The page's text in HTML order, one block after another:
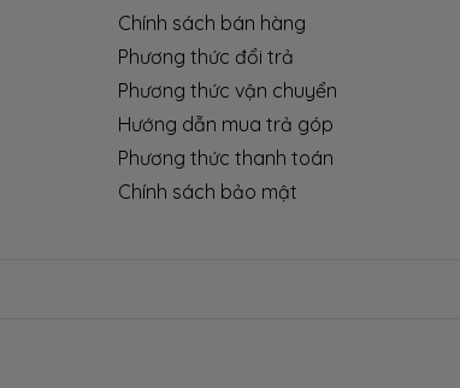
Chính sách bán hàng
Phương thức đổi trả
Phương thức vận chuyển
Hướng dẫn mua trả góp
Phương thức thanh toán
Chính sách bảo mật